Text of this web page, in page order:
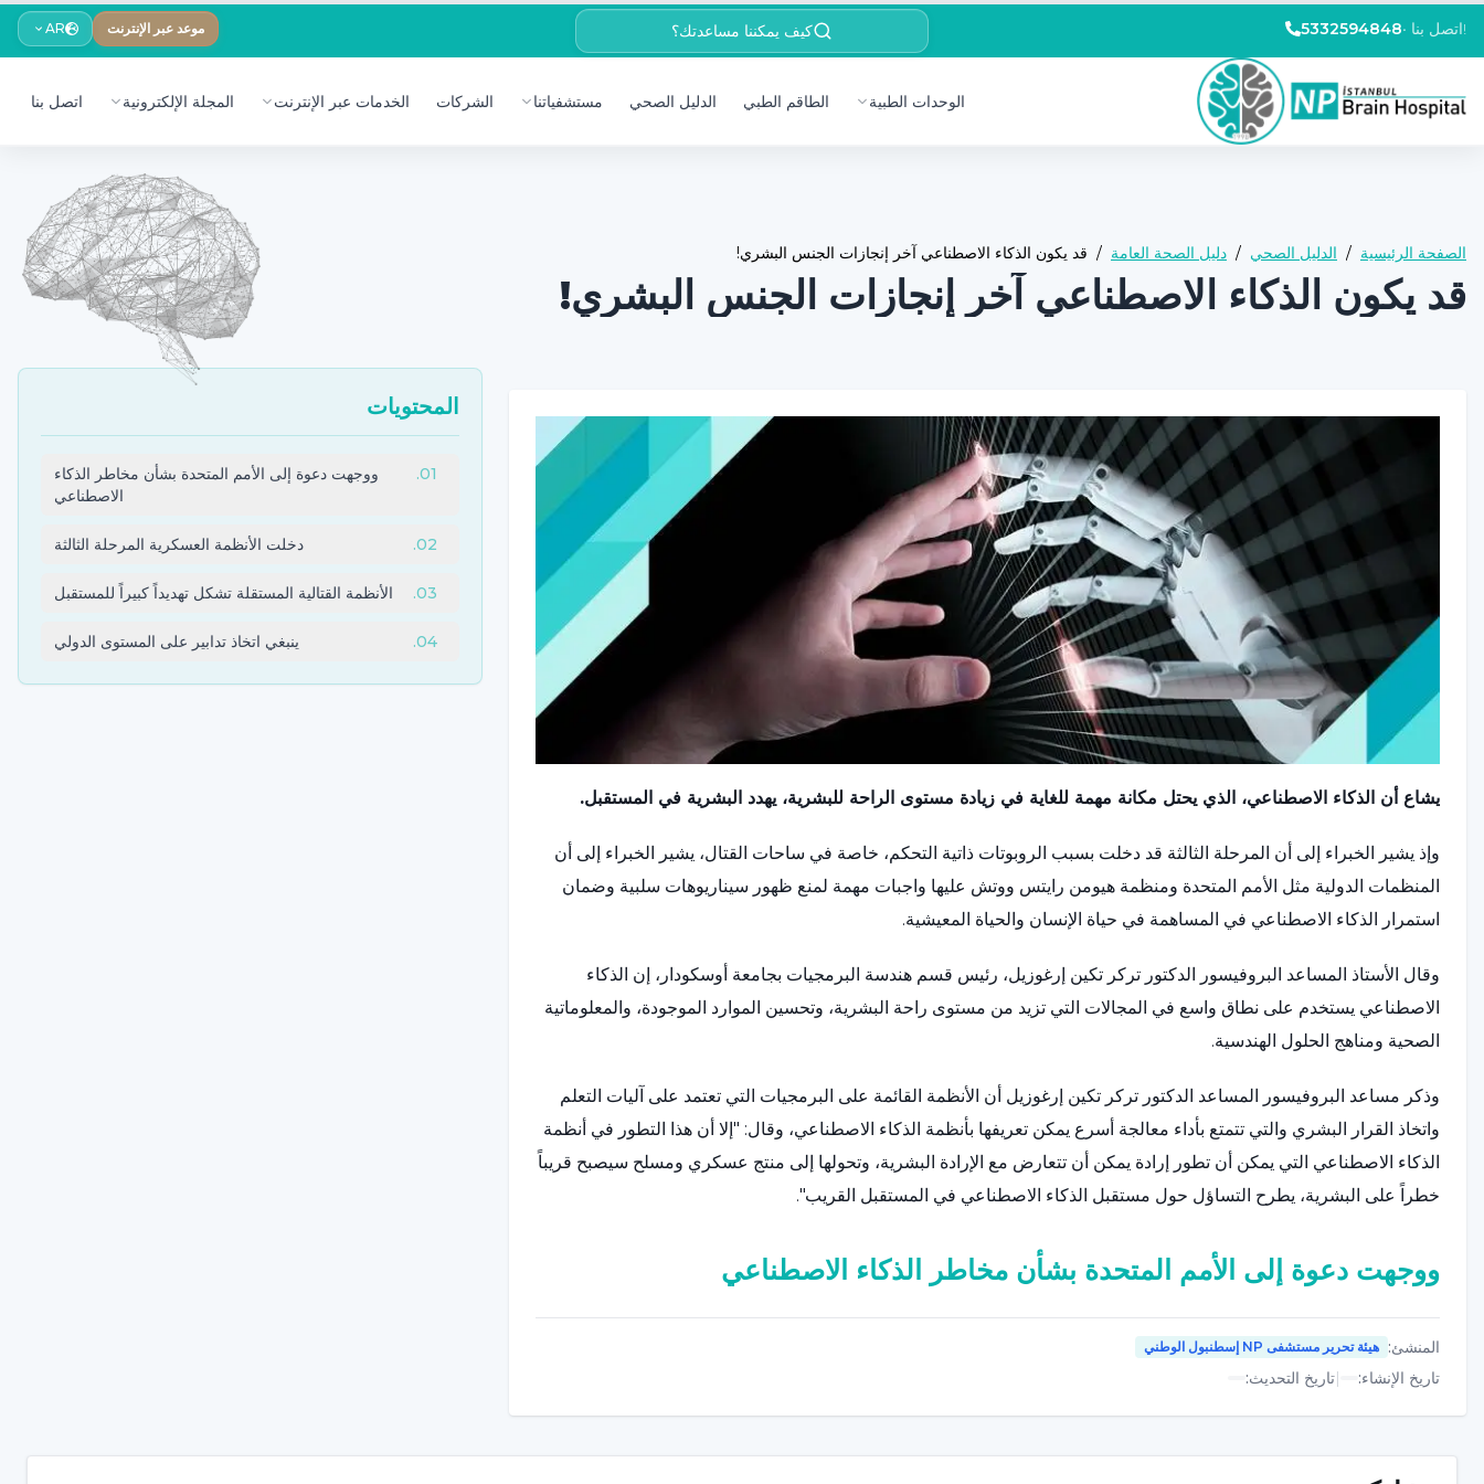
5332594848• اتصل بنا! كيف يمكننا مساعدتك؟ موعد عبر الإنترنت AR
الوحدات الطبية الطاقم الطبي الدليل الصحي مستشفياتنا الشركات الخدمات عبر الإنترنت المجلة الإلكترونية اتصل بنا
الصفحة الرئيسية / الدليل الصحي / دليل الصحة العامة / قد يكون الذكاء الاصطناعي آخر إنجازات الجنس البشري!
قد يكون الذكاء الاصطناعي آخر إنجازات الجنس البشري!
يشاع أن الذكاء الاصطناعي، الذي يحتل مكانة مهمة للغاية في زيادة مستوى الراحة للبشرية، يهدد البشرية في المستقبل.
وإذ يشير الخبراء إلى أن المرحلة الثالثة قد دخلت بسبب الروبوتات ذاتية التحكم، خاصة في ساحات القتال، يشير الخبراء إلى أن
المنظمات الدولية مثل الأمم المتحدة ومنظمة هيومن رايتس ووتش عليها واجبات مهمة لمنع ظهور سيناريوهات سلبية وضمان
استمرار الذكاء الاصطناعي في المساهمة في حياة الإنسان والحياة المعيشية.
وقال الأستاذ المساعد البروفيسور الدكتور تركر تكين إرغوزيل، رئيس قسم هندسة البرمجيات بجامعة أوسكودار، إن الذكاء
الاصطناعي يستخدم على نطاق واسع في المجالات التي تزيد من مستوى راحة البشرية، وتحسين الموارد الموجودة، والمعلوماتية
الصحية ومناهج الحلول الهندسية.
وذكر مساعد البروفيسور المساعد الدكتور تركر تكين إرغوزيل أن الأنظمة القائمة على البرمجيات التي تعتمد على آليات التعلم
واتخاذ القرار البشري والتي تتمتع بأداء معالجة أسرع يمكن تعريفها بأنظمة الذكاء الاصطناعي، وقال: "إلا أن هذا التطور في أنظمة
الذكاء الاصطناعي التي يمكن أن تطور إرادة يمكن أن تتعارض مع الإرادة البشرية، وتحولها إلى منتج عسكري ومسلح سيصبح قريباً
خطراً على البشرية، يطرح التساؤل حول مستقبل الذكاء الاصطناعي في المستقبل القريب".
ووجهت دعوة إلى الأمم المتحدة بشأن مخاطر الذكاء الاصطناعي
قال مساعد البروفيسور المساعد الدكتور تركر تكين إرغوزيل
"بعد حوالي عامين من تحذير العالم الفيزيائي الحائز على جائزة نوبل ستيفن هوكينج من أن الذكاء الاصطناعي، وهو أحد أهم
إنجازات البشرية، "قد يكون آخر إنجازات الجنس البشري" إذا لم يمكن السيطرة عليه، لفت 116 خبيرًا، من بينهم مؤسس شركة
سبيس إكس إيلون ماسك وأسماء مهمة في العالم، الانتباه إلى المخاطر المحتملة للذكاء الاصطناعي مرة أخرى. وقد لفتوا الانتباه
المنشئ: هيئة تحرير مستشفى NP إسطنبول الوطني
تاريخ الإنشاء:
|تاريخ التحديث:
المحتويات
01
.
ووجهت دعوة إلى الأمم المتحدة بشأن مخاطر الذكاء
الاصطناعي
02
. دخلت الأنظمة العسكرية المرحلة الثالثة
03
. الأنظمة القتالية المستقلة تشكل تهديداً كبيراً للمستقبل
04
. ينبغي اتخاذ تدابير على المستوى الدولي